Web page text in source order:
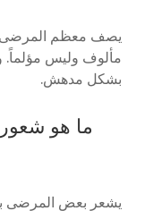
يصف معظم المرضى
مألوف وليس مؤلماً.
بشكل مدهش.
ما هو
يشعر بعض المرضى